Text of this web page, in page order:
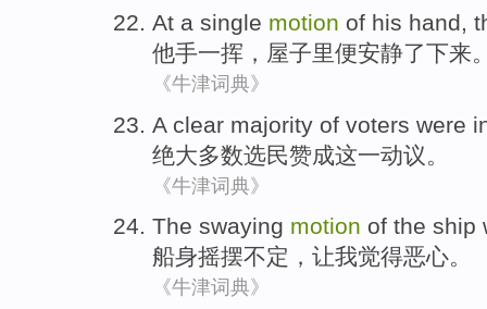
At a single motion of his hand,
他手一挥 ， 屋子里便安静了下来
《牛津词典》
A clear majority of voters were
绝大多数选民赞成这一动议。
《牛津词典》
The swaying motion of the ship
船身摇摆不定， 让我觉得恶心。
《牛津词典》